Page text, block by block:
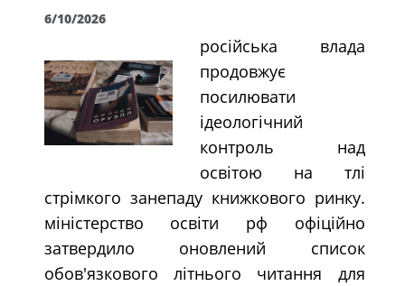
6/10/2026
російська влада
продовжує
посилювати
ідеологічний
контроль над
освітою на тлі
стрімкого занепаду книжкового ринку.
міністерство освіти рф офіційно
затвердило оновлений список
обов'язкового літнього читання для